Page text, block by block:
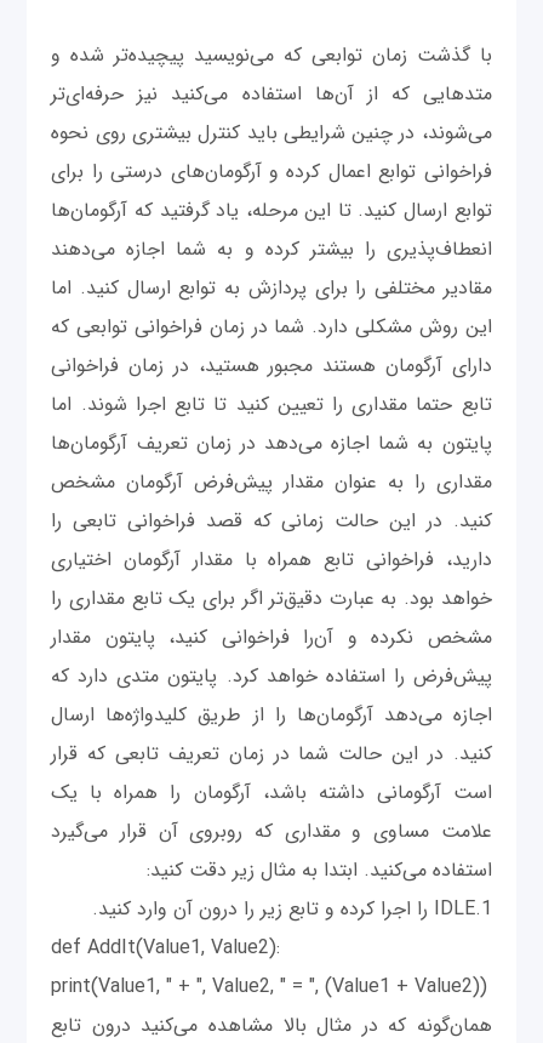
با گذشت زمان توابعی که می‌نویسید پیچیده‌تر شده و
متدهایی که از آن‌ها استفاده می‌کنید نیز حرفه‌ای‌تر
می‌شوند، در چنین شرایطی باید کنترل بیشتری روی نحوه
فراخوانی توابع اعمال کرده و آرگومان‌های درستی را برای
توابع ارسال کنید. تا این مرحله، یاد گرفتید که آرگومان‌ها
انعطاف‌پذیری را بیشتر کرده و به شما اجازه می‌دهند
مقادیر مختلفی را برای پردازش به توابع ارسال کنید. اما
این روش مشکلی دارد. شما در زمان فراخوانی توابعی که
دارای آرگومان هستند مجبور هستید، در زمان فراخوانی
تابع حتما مقداری را تعیین کنید تا تابع اجرا شوند. اما
پایتون به شما اجازه می‌دهد در زمان تعریف آرگومان‌ها
مقداری را به عنوان مقدار پیش‌فرض آرگومان مشخص
کنید. در این حالت زمانی که قصد فراخوانی تابعی را
دارید، فراخوانی تابع همراه با مقدار آرگومان اختیاری
خواهد بود. به عبارت دقیق‌تر اگر برای یک تابع مقداری را
مشخص نکرده و آن‌را فراخوانی کنید، پایتون مقدار
پیش‌فرض را استفاده خواهد کرد. پایتون متدی دارد که
اجازه می‌دهد آرگومان‌ها را از طریق کلیدواژه‌ها ارسال
کنید. در این حالت شما در زمان تعریف تابعی که قرار
است آرگومانی داشته باشد، آرگومان را همراه با یک
علامت مساوی و مقداری که روبروی آن قرار می‌گیرد
استفاده می‌کنید. ابتدا به مثال زیر دقت کنید:
1.IDLE را اجرا کرده و تابع زیر را درون آن وارد کنید.
def AddIt(Value1, Value2):
print(Value1, " + ", Value2, " = ", (Value1 + Value2))
همان‌گونه که در مثال بالا مشاهده می‌کنید درون تابع